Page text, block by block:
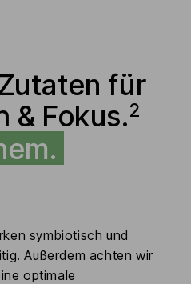
für
& Fokus.2
symbiotisch und
Außerdem achten wir
optimale